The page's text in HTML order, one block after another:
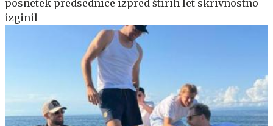
posnetek predsednice izpred štirih let skrivnostno
izginil